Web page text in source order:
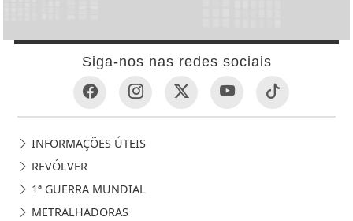
Siga-nos nas redes sociais
INFORMAÇÕES ÚTEIS
REVÓLVER
1ª GUERRA MUNDIAL
METRALHADORAS